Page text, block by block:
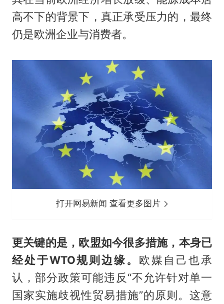
高不下的背景下，真正承受压力的，最终
仍是欧洲企业与消费者。
打开网易新闻 查看更多图片
更关键的是，欧盟如今很多措施，本身已
经处于WTO规则边缘。 欧媒自己也承
认，部分政策可能违反“不允许针对单一
国家实施歧视性贸易措施”的原则。这意